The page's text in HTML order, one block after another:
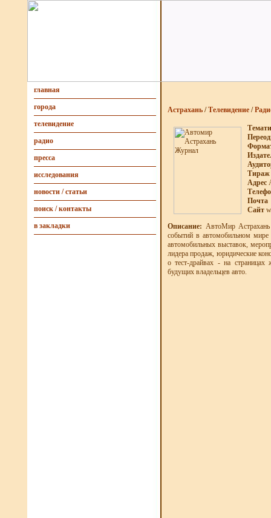
главная
города
телевидение
радио
пресса
исследования
новости / статьи
поиск / контакты
в закладки
Астрахань /Телевидение /
Тираж
Адрес
Почта
Сайт
Описание: АвтоМир
событий в автомобильном мире
автомобильных выставок,
лидера продаж, юридические
о тест-драйвах - на
будущих владельцев авто.